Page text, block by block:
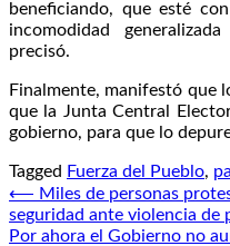
beneficiando, que esté
incomodidad
precisó.
Finalmente, manifestó que
que la Junta Central
gobierno, para que lo
Tagged Fuerza del Pueblo,
Navegación
de
⟵ Miles de personas
seguridad ante violencia de
Por ahora el Gobierno no